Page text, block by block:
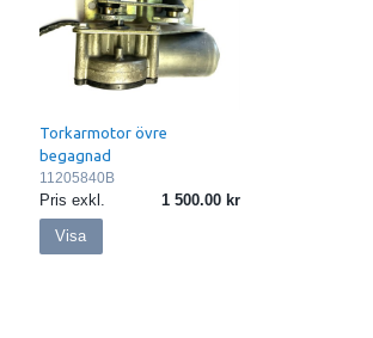
Torkarmotor övre
begagnad
11205840B
Pris exkl. 1 500.00
Visa